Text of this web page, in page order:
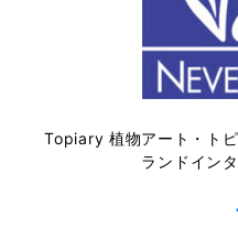
Topiary 植物アート・ト
ランドイン